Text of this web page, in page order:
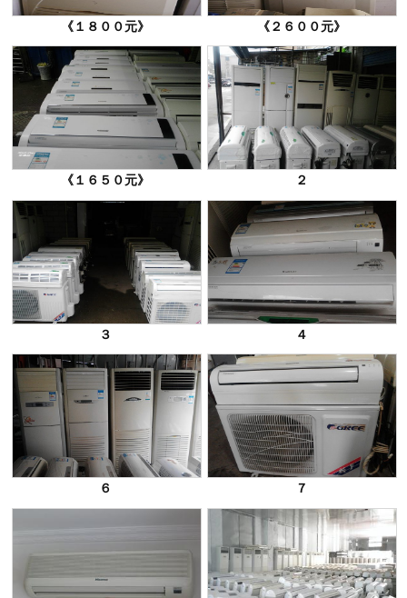
《１８００元》 《２６００元》
《１６５０元》 ２
３ ４
６ ７